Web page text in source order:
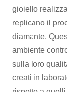
gioiello
replicano il
diamante.
ambiente
sulla loro
creati in